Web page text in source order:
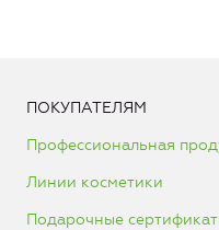
ПОКУПАТЕЛЯМ
Профессиональная
Линии косметики
Подарочные